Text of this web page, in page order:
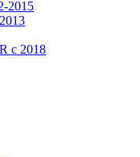
2015
с 2018